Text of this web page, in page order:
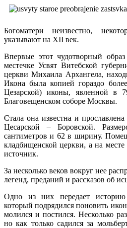
Богоматери неизвестно,
указывают на XII век.
Впервые этот чудотворный
местечке Усвят Витебской
церкви Михаила Архангела,
Икона была копией гораздо
Цезарской) иконы, явленной в
Благовещенском соборе Москвы.
Стала она известна и
Цесарской – Боровской.
сантиметров и 62 в ширину.
кладбищенской церкви, а на месте
источник.
За несколько веков вокруг нее
легенд, преданий и рассказов об
Одно из них передает
который подрядился поновить
молился и постился. Несколько
но как только садился за